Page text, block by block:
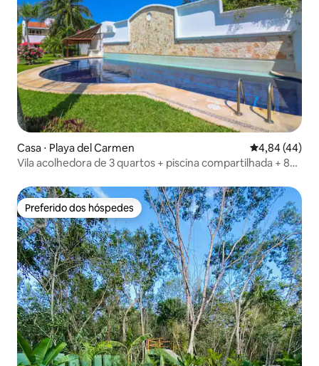
Casa ⋅ Playa del Carmen 4,84 de uma
4,84 (44)
Vila acolhedora de 3 quartos + piscina compartilhada + 8
Preferido dos hóspedes
Preferido dos hóspedes